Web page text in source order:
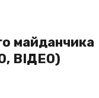
майданчика
ВІДЕО)